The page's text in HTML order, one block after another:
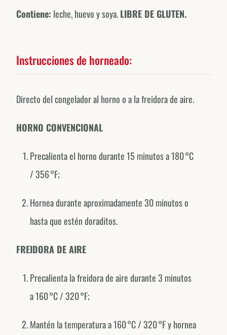
Contiene: leche, huevo y soya.LIBRE DE GLUTEN.
Instrucciones de horneado:
Directo del congelador al horno o a la freidora de aire.
HORNO CONVENCIONAL
Precalienta el horno durante 15 minutos a 180 °C
/ 356 °F;
Hornea durante aproximadamente 30 minutos o
hasta que estén doraditos.
FREIDORA DE AIRE
Precalienta la freidora de aire durante 3 minutos
a 160 °C / 320 °F;
Mantén la temperatura a 160 °C / 320 °F y hornea
Forno de Minas around the world.
EXPLORE OUR COUNTRY-SPECIFIC PROFILES
@fornodeminascanada
@fornodeminasusa
México